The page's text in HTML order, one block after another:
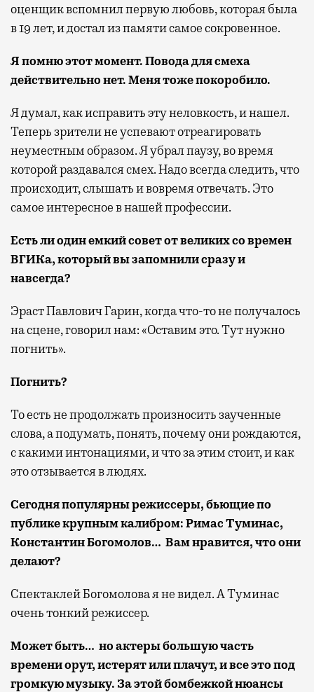
оценщик вспомнил первую любовь, которая была
в 19 лет, и достал из памяти самое сокровенное.
Я помню этот момент. Повода для смеха
действительно нет. Меня тоже покоробило.
Я думал, как исправить эту неловкость, и нашел.
Теперь зрители не успевают отреагировать
неуместным образом. Я убрал паузу, во время
которой раздавался смех. Надо всегда следить, что
происходит, слышать и вовремя отвечать. Это
самое интересное в нашей профессии.
Есть ли один емкий совет от великих со времен
ВГИКа, который вы запомнили сразу и
навсегда?
Эраст Павлович Гарин, когда что-то не получалось
на сцене, говорил нам: «Оставим это. Тут нужно
погнить».
Погнить?
То есть не продолжать произносить заученные
слова, а подумать, понять, почему они рождаются,
с какими интонациями, и что за этим стоит, и как
это отзывается в людях.
Сегодня популярны режиссеры, бьющие по
публике крупным калибром: Римас Туминас,
Константин Богомолов… Вам нравится, что они
делают?
Спектаклей Богомолова я не видел. А Туминас
очень тонкий режиссер.
Может быть… но актеры большую часть
времени орут, истерят или плачут, и все это под
громкую музыку. За этой бомбежкой нюансы